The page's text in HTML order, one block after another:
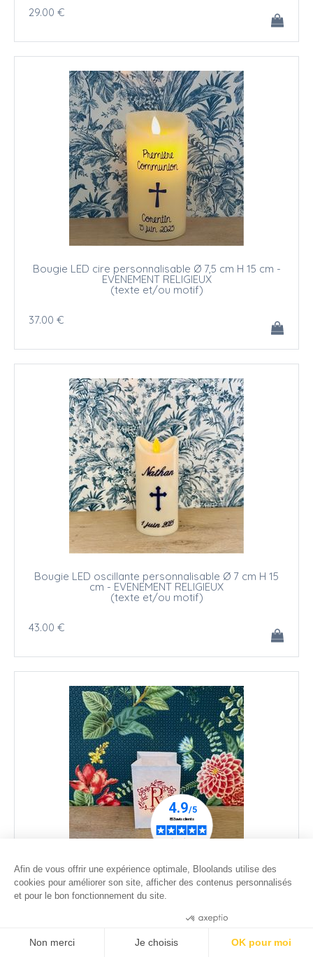
29.00 €
Bougie LED cire personnalisable Ø 7,5 cm H 15 cm -
EVENEMENT RELIGIEUX
(texte et/ou motif)
37.00 €
Bougie LED oscillante personnalisable Ø 7 cm H 15
cm - EVENEMENT RELIGIEUX
(texte et/ou motif)
43.00 €
Photophore LED personnalisable - H 10 cm - INITIALE
DU PRENOM
Afin de vous offrir une expérience optimale, Bloolands utilise des
cookies pour améliorer son site, afficher des contenus personnalisés
et pour le bon fonctionnement du site.
Non merci Je choisis OK pour moi